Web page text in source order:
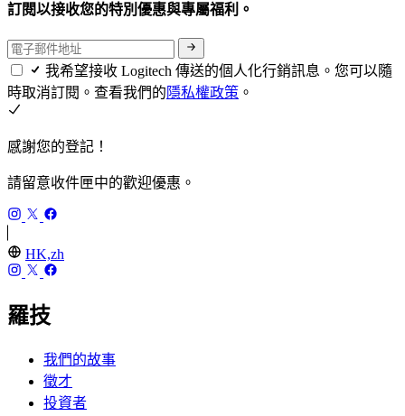
訂閱以接收您的特別優惠與專屬福利。
我希望接收 Logitech 傳送的個人化行銷訊息。您可以隨
時取消訂閱。查看我們的隱私權政策 。
感謝您的登記！
請留意收件匣中的歡迎優惠。
HK,zh
羅技
我們的故事
徵才
投資者